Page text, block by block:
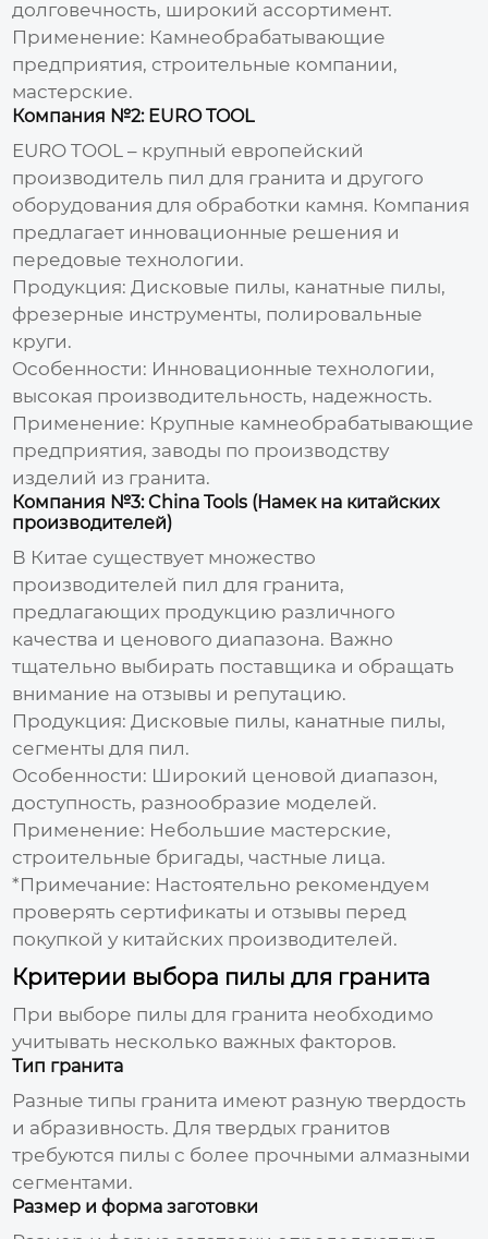
долговечность, широкий ассортимент.
Применение: Камнеобрабатывающие
предприятия, строительные компании,
мастерские.
Компания №2: EURO TOOL
EURO TOOL – крупный европейский
производитель пил для гранита и другого
оборудования для обработки камня. Компания
предлагает инновационные решения и
передовые технологии.
Продукция: Дисковые пилы, канатные пилы,
фрезерные инструменты, полировальные
круги.
Особенности: Инновационные технологии,
высокая производительность, надежность.
Применение: Крупные камнеобрабатывающие
предприятия, заводы по производству
изделий из гранита.
Компания №3: China Tools (Намек на китайских
производителей)
В Китае существует множество
производителей пил для гранита,
предлагающих продукцию различного
качества и ценового диапазона. Важно
тщательно выбирать поставщика и обращать
внимание на отзывы и репутацию.
Продукция: Дисковые пилы, канатные пилы,
сегменты для пил.
Особенности: Широкий ценовой диапазон,
доступность, разнообразие моделей.
Применение: Небольшие мастерские,
строительные бригады, частные лица.
*Примечание: Настоятельно рекомендуем
проверять сертификаты и отзывы перед
покупкой у китайских производителей.
Критерии выбора пилы для гранита
При выборе пилы для гранита необходимо
учитывать несколько важных факторов.
Тип гранита
Разные типы гранита имеют разную твердость
и абразивность. Для твердых гранитов
требуются пилы с более прочными алмазными
сегментами.
Размер и форма заготовки